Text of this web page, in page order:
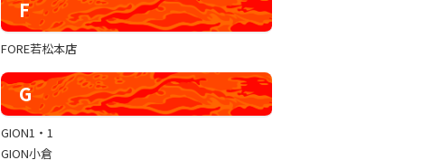
F
FORE若松本店
G
GION1・1
GION小倉